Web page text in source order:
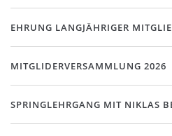
EHRUNG LANGJÄHRIGER
MITGLIDERVERSAMMLUNG 2026
SPRINGLEHRGANG MIT NIKLAS